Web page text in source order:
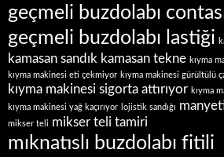
geçmeli buzdolabı
geçmeli buzdolabı lastiği
kamasan sandık kamasan tekne kıyma
kıyma makinesi eti çekmiyor kıyma makinesi gürültülü
kıyma makinesi sigorta attırıyor kıyma
kıyma makinesi yağ kaçırıyor
lojistik sandığı
mikser teli mikser teli tamiri
mıknatıslı buzdolabı fitili